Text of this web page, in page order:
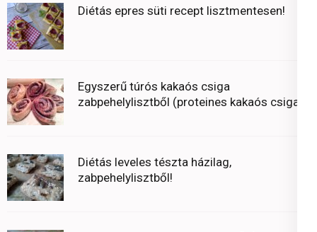
Diétás epres süti recept lisztmentesen!
Egyszerű túrós kakaós csiga
zabpehelylisztből (proteines kakaós csiga)
Diétás leveles tészta házilag,
zabpehelylisztből!